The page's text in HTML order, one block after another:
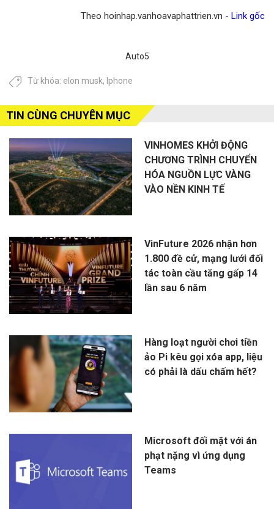
Theo hoinhap.vanhoavaphattrien.vn - Link gốc
Auto5
Từ khóa: elon musk, Iphone
TIN CÙNG CHUYÊN MỤC
VINHOMES KHỞI ĐỘNG
CHƯƠNG TRÌNH CHUYỂN
HÓA NGUỒN LỰC VÀNG
VÀO NỀN KINH TẾ
VinFuture 2026 nhận hơn
1.800 đề cử, mạng lưới đối
tác toàn cầu tăng gấp 14
lần sau 6 năm
Hàng loạt người chơi tiền
ảo Pi kêu gọi xóa app, liệu
có phải là dấu chấm hết?
Microsoft đối mặt với án
phạt nặng vì ứng dụng
Teams